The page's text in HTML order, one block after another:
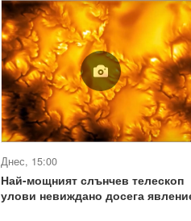
Днес, 15:00
Най-мощният слънчев телескоп
улови невиждано досега